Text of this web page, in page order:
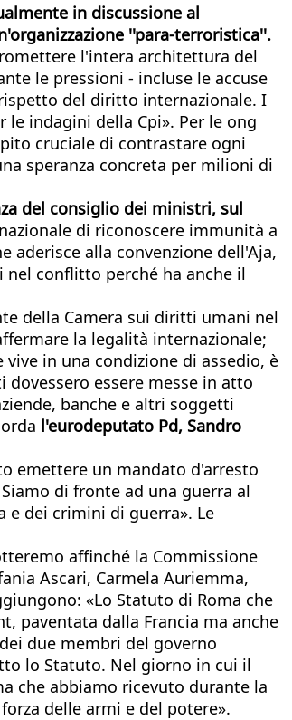
in discussione al
''para-terroristica''.
l'intera architettura del
le pressioni - incluse le accuse
del diritto internazionale. I
indagini della Cpi». Per le ong
cruciale di contrastare ogni
speranza concreta per milioni di
del consiglio dei ministri, sul
di riconoscere immunità a
aderisce alla convenzione dell'Aja,
conflitto perché ha anche il
della Camera sui diritti umani nel
la legalità internazionale;
in una condizione di assedio, è
essere messe in atto
banche e altri soggetti
l'eurodeputato Pd, Sandro
emettere un mandato d'arresto
di fronte ad una guerra al
dei crimini di guerra». Le
affinché la Commissione
Ascari, Carmela Auriemma,
«Lo Statuto di Roma che
paventata dalla Francia ma anche
due membri del governo
lo Statuto. Nel giorno in cui il
che abbiamo ricevuto durante la
delle armi e del potere».